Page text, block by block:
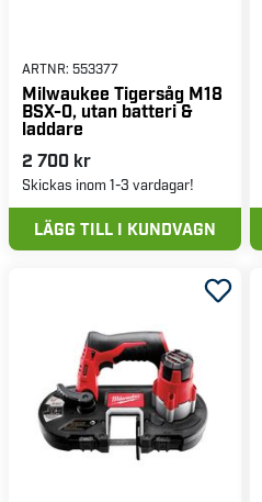
ARTNR: 553377
Milwaukee Tigersåg M18
BSX-0, utan batteri &
laddare
2 700 kr
Skickas inom 1-3 vardagar!
LÄGG TILL I KUNDVAGN